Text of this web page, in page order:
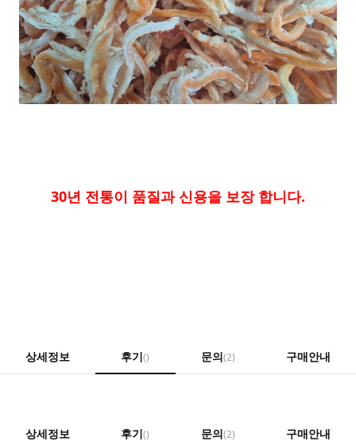
30년 전통이 품질과 신용을 보장 합니다.
상세정보 후기() 문의(2) 구매안내
상세정보 후기() 문의(2) 구매안내